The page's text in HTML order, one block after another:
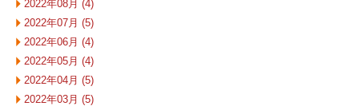
2022年08月 (4)
2022年07月 (5)
2022年06月 (4)
2022年05月 (4)
2022年04月 (5)
2022年03月 (5)